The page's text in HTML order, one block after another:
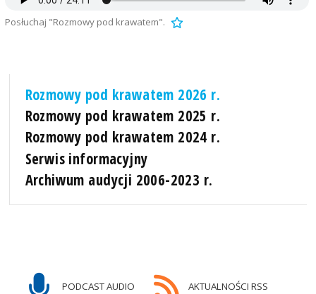
Posłuchaj "Rozmowy pod krawatem".
Rozmowy pod krawatem 2026 r.
Rozmowy pod krawatem 2025 r.
Rozmowy pod krawatem 2024 r.
Serwis informacyjny
Archiwum audycji 2006-2023 r.
PODCAST AUDIO AKTUALNOŚCI RSS